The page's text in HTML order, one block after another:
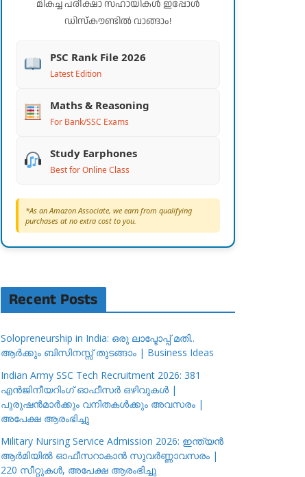
മികച്ച പരീക്ഷാ സഹായികൾ ഇപ്പോൾ
ഡിസ്കൗണ്ടിൽ വാങ്ങാം!
PSC Rank File 2026
Latest Edition
Maths & Reasoning
For Bank/SSC Exams
Study Earphones
Best for Online Class
*As an Amazon Associate, we earn from qualifying
purchases at no extra cost to you.
Recent Posts
Solopreneurship in India: ഒരു ലാപ്ടോപ്പ് മതി..
ആർക്കും ബിസിനസ്സ് തുടങ്ങാം | Business Ideas
Indian Army SSC Tech Recruitment 2026: 381
എൻജിനീയറിംഗ് ഓഫീസർ ഒഴിവുകൾ |
പുരുഷൻമാർക്കും വനിതകൾക്കും അവസരം |
അപേക്ഷ ആരംഭിച്ചു
Military Nursing Service Admission 2026: ഇന്ത്യൻ
ആർമിയിൽ ഓഫീസറാകാൻ സുവർണ്ണാവസരം |
220 സീറ്റുകൾ, അപേക്ഷ ആരംഭിച്ചു